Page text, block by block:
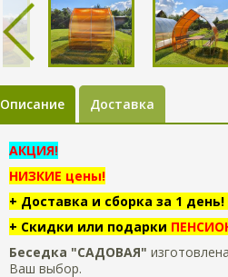
Описание Доставка
АКЦИЯ!
НИЗКИЕ цены!
+ Доставка и сборка за 1
+ Скидки или подарки
Беседка "САДОВАЯ"
Ваш выбор.